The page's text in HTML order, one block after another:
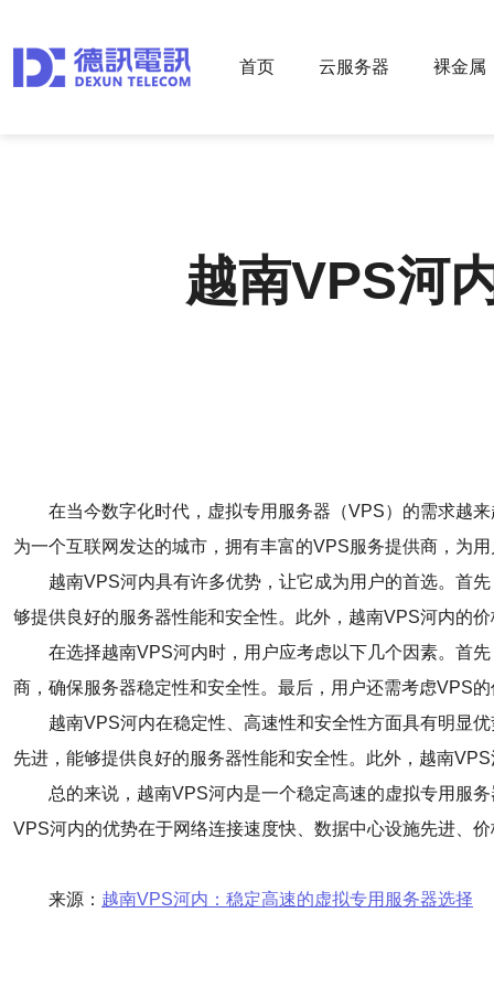
首页 云服务器 裸金属
越南VPS河
在当今数字化时代，虚拟专用服务器（VPS）的需求越
为一个互联网发达的城市，拥有丰富的VPS服务提供商，为
越南VPS河内具有许多优势，让它成为用户的首选。首
够提供良好的服务器性能和安全性。此外，越南VPS河内的
在选择越南VPS河内时，用户应考虑以下几个因素。首
商，确保服务器稳定性和安全性。最后，用户还需考虑VPS
越南VPS河内在稳定性、高速性和安全性方面具有明显
先进，能够提供良好的服务器性能和安全性。此外，越南
总的来说，越南VPS河内是一个稳定高速的虚拟专用服
VPS河内的优势在于网络连接速度快、数据中心设施先进、
来源： 越南VPS河内：稳定高速的虚拟专用服务器选择